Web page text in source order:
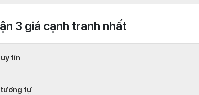
3 giá cạnh tranh nhất
tín
tự